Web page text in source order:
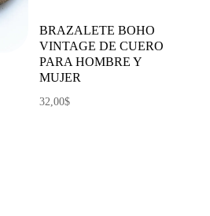
BRAZALETE BOHO
VINTAGE DE CUERO
PARA HOMBRE Y
MUJER
32,00$